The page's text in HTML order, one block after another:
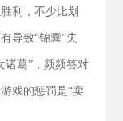
利，不少比划
导致“锦囊”失
诸葛”，频频答对
戏的惩罚是“卖